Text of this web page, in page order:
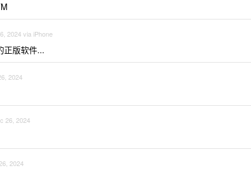
2024 via iPhone
正版软件...
2024
26, 2024
2024